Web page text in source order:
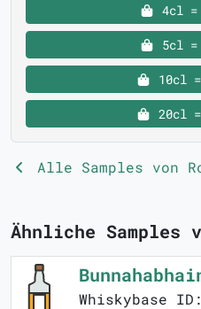
4cl =
5cl =
10cl
20cl
Alle Samples von
Ähnliche Samples
Whiskybase